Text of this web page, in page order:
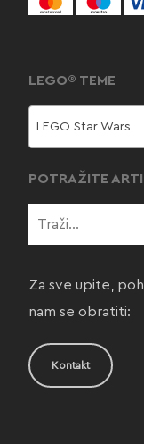
LEGO® TEME
LEGO Star Wars
POTRAŽITE
Za sve upite,
nam se obratiti:
Kontakt